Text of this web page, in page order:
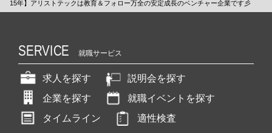
15年】アリストテックは教育＆フォロー万全の安定成長のベンチャー企業です彡
SERVICE 就職サービス
求人を探す
説明会を探す
企業を探す
就職イベントを探す
タイムライン
適性検査